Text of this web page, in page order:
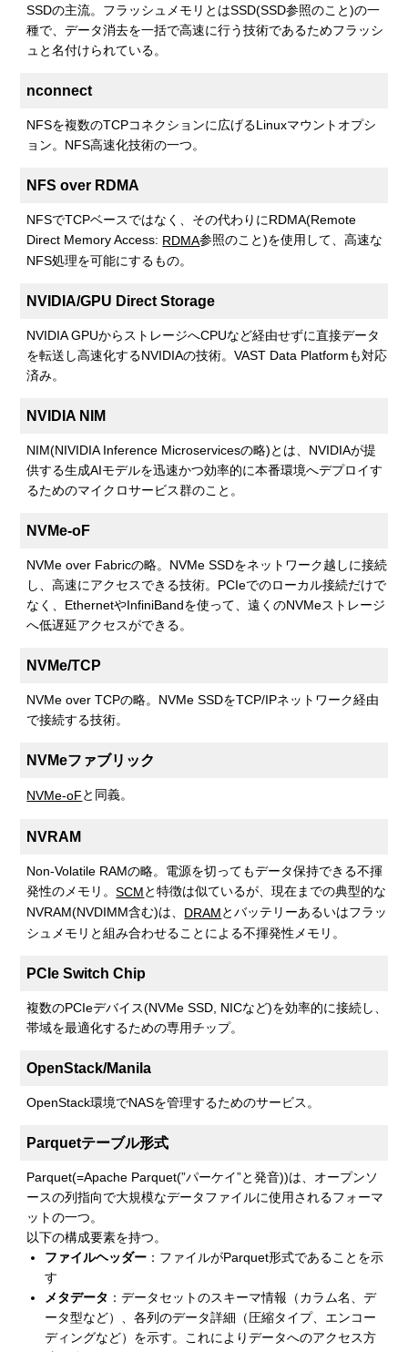
SSDの主流。フラッシュメモリとはSSD(SSD参照のこと)の一
種で、データ消去を一括で高速に行う技術であるためフラッシ
ュと名付けられている。
nconnect
NFSを複数のTCPコネクションに広げるLinuxマウントオプシ
ョン。NFS高速化技術の一つ。
NFS over RDMA
NFSでTCPベースではなく、その代わりにRDMA(Remote
Direct Memory Access: RDMA参照のこと)を使用して、高速な
NFS処理を可能にするもの。
NVIDIA/GPU Direct Storage
NVIDIA GPUからストレージへCPUなど経由せずに直接データ
を転送し高速化するNVIDIAの技術。VAST Data Platformも対応
済み。
NVIDIA NIM
NIM(NIVIDIA Inference Microservicesの略)とは、NVIDIAが提
供する生成AIモデルを迅速かつ効率的に本番環境へデプロイす
るためのマイクロサービス群のこと。
NVMe-oF
NVMe over Fabricの略。NVMe SSDをネットワーク越しに接続
し、高速にアクセスできる技術。PCIeでのローカル接続だけで
なく、EthernetやInfiniBandを使って、遠くのNVMeストレージ
へ低遅延アクセスができる。
NVMe/TCP
NVMe over TCPの略。NVMe SSDをTCP/IPネットワーク経由
で接続する技術。
NVMeファブリック
NVMe-oFと同義。
NVRAM
Non-Volatile RAMの略。電源を切ってもデータ保持できる不揮
発性のメモリ。 SCMと特徴は似ているが、現在までの典型的な
NVRAM(NVDIMM含む)は、 DRAMとバッテリーあるいはフラッ
シュメモリと組み合わせることによる不揮発性メモリ。
PCIe Switch Chip
複数のPCIeデバイス(NVMe SSD, NICなど)を効率的に接続し、
帯域を最適化するための専用チップ。
OpenStack/Manila
OpenStack環境でNASを管理するためのサービス。
Parquetテーブル形式
Parquet(=Apache Parquet(”パーケイ”と発音))は、オープンソ
ースの列指向で大規模なデータファイルに使用されるフォーマ
ットの一つ。
以下の構成要素を持つ。
ファイルヘッダー ：ファイルがParquet形式であることを示
す
メタデータ ：データセットのスキーマ情報（カラム名、デ
ータ型など）、各列のデータ詳細（圧縮タイプ、エンコー
ディングなど）を示す。これによりデータへのアクセス方